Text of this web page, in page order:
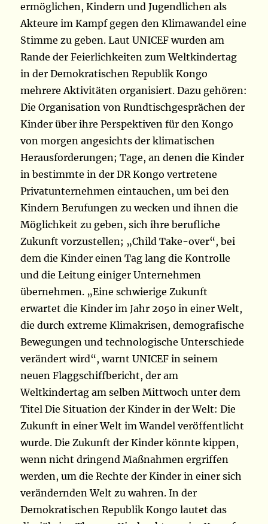
ermöglichen, Kindern und Jugendlichen als
Akteure im Kampf gegen den Klimawandel eine
Stimme zu geben. Laut UNICEF wurden am
Rande der Feierlichkeiten zum Weltkindertag
in der Demokratischen Republik Kongo
mehrere Aktivitäten organisiert. Dazu gehören:
Die Organisation von Rundtischgesprächen der
Kinder über ihre Perspektiven für den Kongo
von morgen angesichts der klimatischen
Herausforderungen; Tage, an denen die Kinder
in bestimmte in der DR Kongo vertretene
Privatunternehmen eintauchen, um bei den
Kindern Berufungen zu wecken und ihnen die
Möglichkeit zu geben, sich ihre berufliche
Zukunft vorzustellen; „Child Take-over“, bei
dem die Kinder einen Tag lang die Kontrolle
und die Leitung einiger Unternehmen
übernehmen. „Eine schwierige Zukunft
erwartet die Kinder im Jahr 2050 in einer Welt,
die durch extreme Klimakrisen, demografische
Bewegungen und technologische Unterschiede
verändert wird“, warnt UNICEF in seinem
neuen Flaggschiffbericht, der am
Weltkindertag am selben Mittwoch unter dem
Titel Die Situation der Kinder in der Welt: Die
Zukunft in einer Welt im Wandel veröffentlicht
wurde. Die Zukunft der Kinder könnte kippen,
wenn nicht dringend Maßnahmen ergriffen
werden, um die Rechte der Kinder in einer sich
verändernden Welt zu wahren. In der
Demokratischen Republik Kongo lautet das